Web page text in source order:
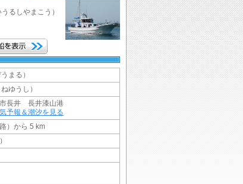
うるしやまこう）
まる）
ゆうし）
長井 長井漆山港
予報＆潮汐を見る
）から 5 km